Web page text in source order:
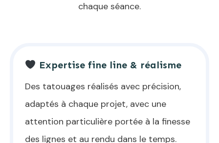
chaque séance.
Expertise fine line & réalisme
Des tatouages réalisés avec précision,
adaptés à chaque projet, avec une
attention particulière portée à la finesse
des lignes et au rendu dans le temps.